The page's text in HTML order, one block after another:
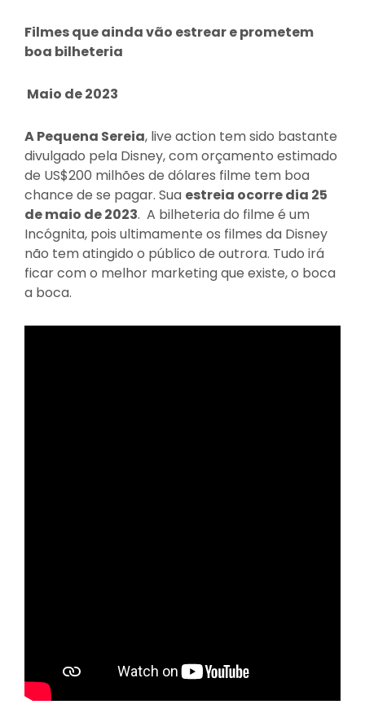
Filmes que ainda vão estrear e prometem
boa bilheteria
Maio de 2023
A Pequena Sereia, live action tem sido bastante
divulgado pela Disney, com orçamento estimado
de US$200 milhões de dólares filme tem boa
chance de se pagar. Sua estreia ocorre dia 25
de maio de 2023. A bilheteria do filme é um
Incógnita, pois ultimamente os filmes da Disney
não tem atingido o público de outrora. Tudo irá
ficar com o melhor marketing que existe, o boca
a boca.